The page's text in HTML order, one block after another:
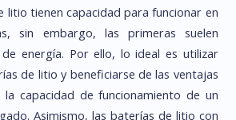
litio tienen capacidad para funcionar en
sin embargo, las primeras suelen
energía. Por ello, lo ideal es utilizar
de litio y beneficiarse de las ventajas
capacidad de funcionamiento de un
Asimismo, las baterías de litio con